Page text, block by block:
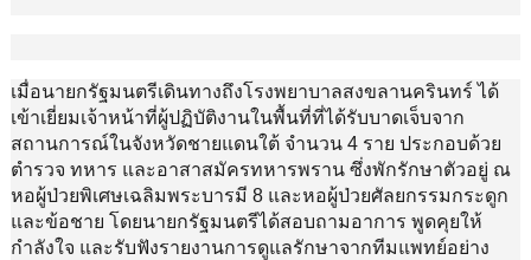
เมื่อนายกรัฐมนตรีเดินทางถึงโรงพยาบาลสงขลานครินทร์ ได้
เข้าเยี่ยมเจ้าหน้าที่ผู้ปฏิบัติงานในพื้นที่ที่ได้รับบาดเจ็บจาก
สถานการณ์ในจังหวัดชายแดนใต้ จำนวน 4 ราย ประกอบด้วย
ตำรวจ ทหาร และอาสาสมัครทหารพราน ซึ่งพักรักษาตัวอยู่ ณ
หอผู้ป่วยพิเศษเฉลิมพระบารมี 8 และหอผู้ป่วยศัลยกรรมกระดูก
และข้อชาย โดยนายกรัฐมนตรีได้สอบถามอาการ พูดคุยให้
กำลังใจ และรับฟังรายงานการดูแลรักษาจากทีมแพทย์อย่าง